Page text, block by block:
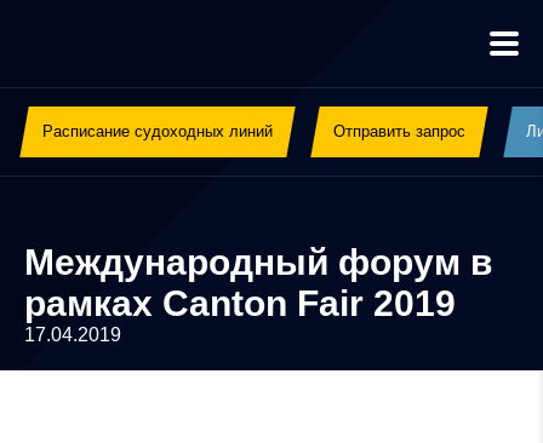
Расписание судоходных линий Отправить запрос
Международный форум в
рамках Canton Fair 2019
17.04.2019